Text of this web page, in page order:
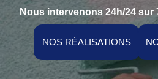
Nous intervenons 24h/24 sur
NOS RÉALISATIONS